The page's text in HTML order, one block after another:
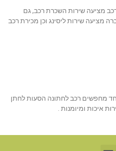
רכב מציעה שירות השכרת רכב, גם
מציעה שירות ליסינג וכן מכירת רכב
מיוחד מחפשים רכב לחתונה הסעות לחתן
איכות ומיומנות .